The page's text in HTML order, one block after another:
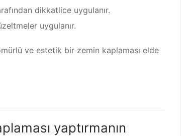
dikkatlice uygulanır.
uygulanır.
ve estetik bir zemin kaplaması elde
yaptırmanın